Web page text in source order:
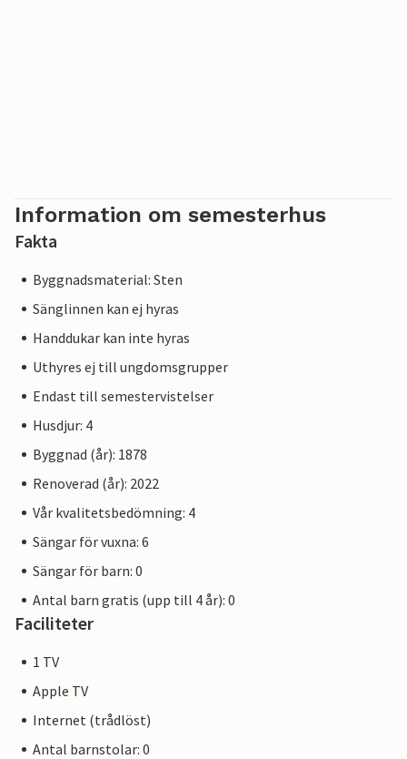
Information om semesterhus
Fakta
Byggnadsmaterial: Sten
Sänglinnen kan ej hyras
Handdukar kan inte hyras
Uthyres ej till ungdomsgrupper
Endast till semestervistelser
Husdjur: 4
Byggnad (år): 1878
Renoverad (år): 2022
Vår kvalitetsbedömning: 4
Sängar för vuxna: 6
Sängar för barn: 0
Antal barn gratis (upp till 4 år): 0
Faciliteter
1 TV
Apple TV
Internet (trådlöst)
Antal barnstolar: 0